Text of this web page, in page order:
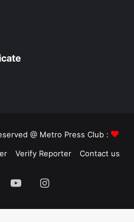
@ Metro Press Club :
Verify Reporter Contact us
YouTubeInstagram